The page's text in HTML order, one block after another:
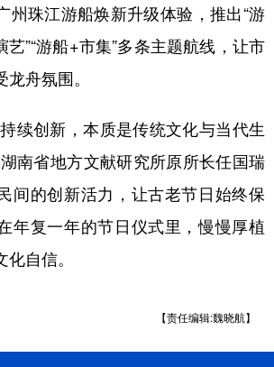
珠江游船焕新升级体验，推出“游
艺”“游船+市集”多条主题航线，让市
舟氛围。
创新，本质是传统文化与当代生
南省地方文献研究所原所长任国瑞
间的创新活力，让古老节日始终保
年复一年的节日仪式里，慢慢厚植
自信。
【责任编辑:魏晓航】